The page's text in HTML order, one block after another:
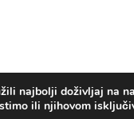
najbolji doživljaj na
ili njihovom